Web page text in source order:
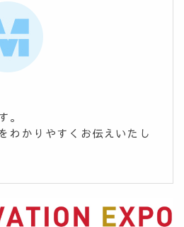
。
わかりやすくお伝えいたし